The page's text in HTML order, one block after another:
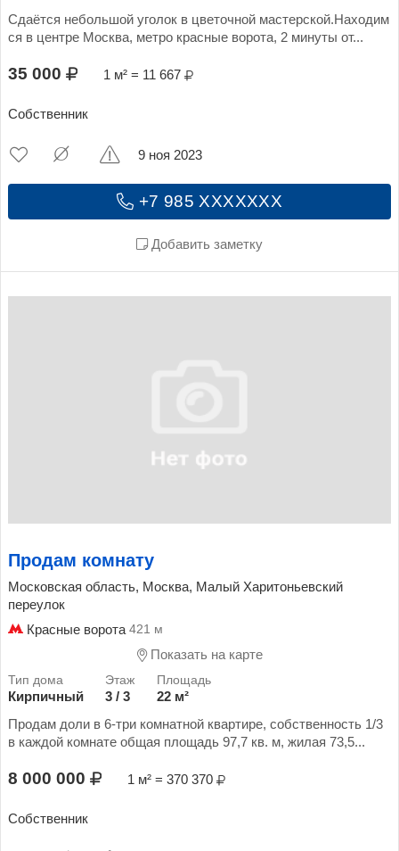
Сдаётся небольшой уголок в цветочной мастерской.Находим
ся в центре Москва, метро красные ворота, 2 минуты от...
35 000 1 м² = 11 667
Собственник
+7 985 XXXXXXX
Добавить заметку
9 ноя 2023
Продам комнату
Московская область, Москва, Малый Харитоньевский
переулок
Красные ворота 421 м
Показать на карте
Кирпичный 3 / 3
22 м²
Продам доли в 6-три комнатной квартире, собственность 1/3
в каждой комнате общая площадь 97,7 кв. м, жилая 73,5...
8 000 000 1 м² = 370 370
Собственник